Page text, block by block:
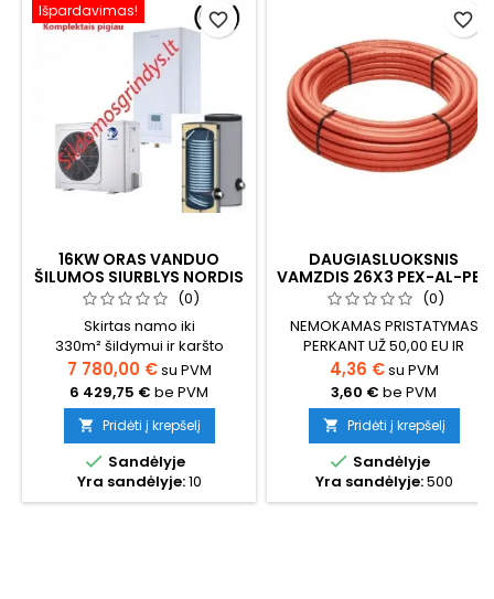
Išpardavimas!
16KW ORAS VANDUO
ŠILUMOS SIURBLYS NORDIS
OPTIMUS PRO SPLIT
(TRIFAZIS) KOMPLEKTAS SU
BOILERIU 300 L.
(0)
Skirtas namo iki
330m² šildymui ir karšto
vandens ruošimui (būtina
pasiskaičiuoti tikslų šilumos
poreikį namui) Šilumos
siurblio komplektas su
boileriuGalimas pasirinkimas
su boileriu ir montavimo
darbais Montavimas
atliekamas nuo 5 iki 30 dienų
7 780,00 €su PVM
6 429,75 € be PVM
 Pridėti į krepšelį
 Sandėlyje
Yra sandėlyje:10
favorite_border
DAUGIASLUOKSNIS
VAMZDIS 26X3 PEX-AL-PEX
SU IZOLIACIJA
(0)
NEMOKAMAS PRISTATYMAS
PERKANT UŽ 50,00 EU IR
DAUGIAUDaugiasluoksnis
vamzdis 26x3 PEX-AL-PEX su
raudona izoliacija
Vamzdis skirtas šildomų
grindų ir radiatorių šildymo
sistemomsDarbinė
temperatūra iki 95°C,
maksimali leistina
4,36 €su PVM
3,60 € be PVM
 Pridėti į krepšelį
 Sandėlyje
Yra sandėlyje:500
favorite_border